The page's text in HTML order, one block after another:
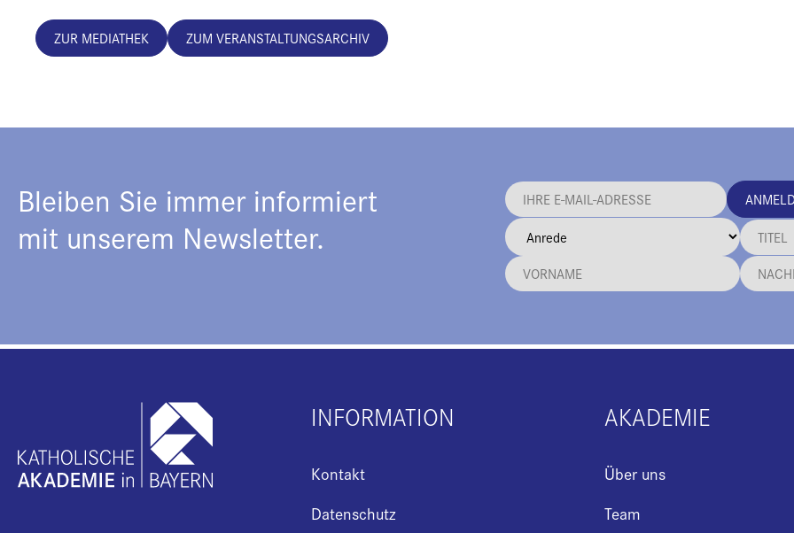
ZUR MEDIATHEK ZUM VERANSTALTUNGSARCHIV
Bleiben Sie immer informiert
mit unserem Newsletter.
INFORMATION
Kontakt
Datenschutz
AKADEMIE
Über uns
Team